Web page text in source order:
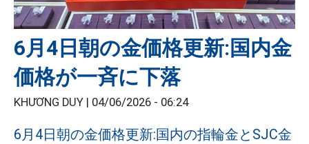
6月4日朝の金価格更新:国内金
価格が一斉に下落
KHƯƠNG DUY | 04/06/2026 - 06:24
6月4日朝の金価格更新:国内の指輪金とSJC金